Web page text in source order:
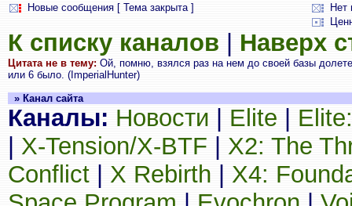
Новые сообщения [ Тема закрыта ]
Нет
К списку каналов Наверх
Цитата не в тему: Ой, помню, взялся раз на нем до своей базы
или 6 было. (ImperialHunter)
» Канал сайта
Каналы: Новости Elite
X-Tension/X-BTF
X2: The
Conflict
X Rebirth
X4: